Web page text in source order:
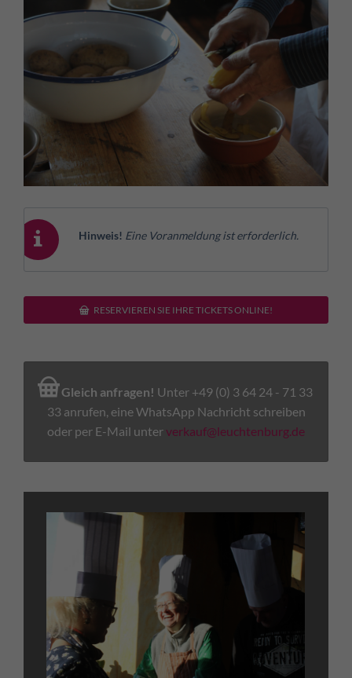
Hinweis! Eine Voranmeldung ist erforderlich.
RESERVIEREN SIE IHRE TICKETS ONLINE!
Gleich anfragen! Unter +49 (0) 3 64 24 - 71 33
33 anrufen, eine WhatsApp Nachricht schreiben
oder per E-Mail unterverkauf@leuchtenburg.de